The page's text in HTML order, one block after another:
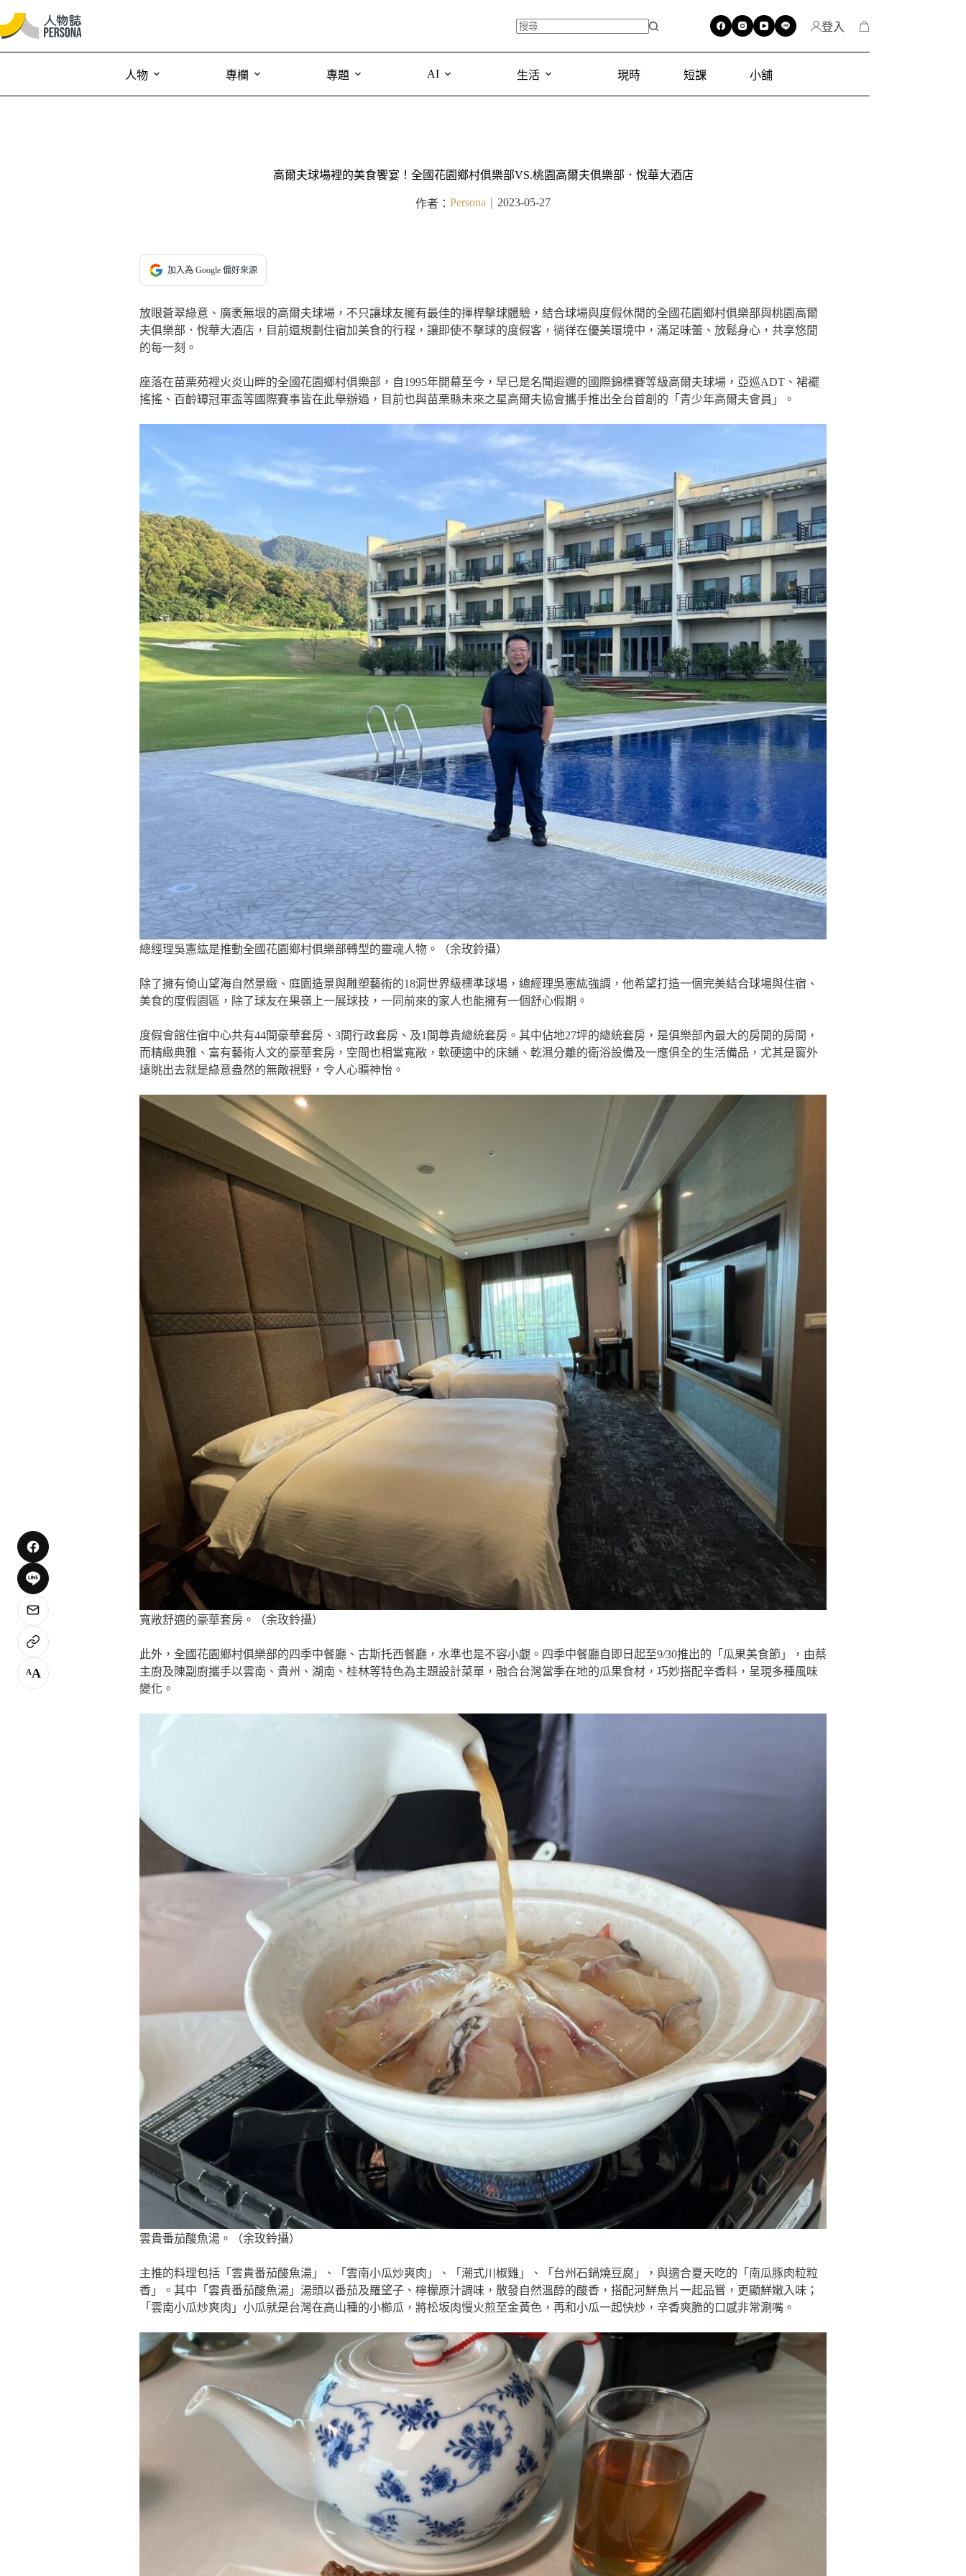
登入
人物 專欄 專題 AI 生活 現時 短課 小舖
高爾夫球場裡的美食饗宴！全國花園鄉村俱樂部VS.桃園高爾夫俱樂部．悅華大酒店
作者： Persona 2023-05-27
加入為 Google 偏好來源
放眼蒼翠綠意、廣袤無垠的高爾夫球場，不只讓球友擁有最佳的揮桿擊球體驗，結合球場與度假休閒的全國花園鄉村俱樂部與桃園高爾
夫俱樂部．悅華大酒店，目前還規劃住宿加美食的行程，讓即使不擊球的度假客，徜徉在優美環境中，滿足味蕾、放鬆身心，共享悠閒
的每一刻。
座落在苗栗苑裡火炎山畔的全國花園鄉村俱樂部，自1995年開幕至今，早已是名聞遐邇的國際錦標賽等級高爾夫球場，亞巡ADT、裙襬
搖搖、百齡罈冠軍盃等國際賽事皆在此舉辦過，目前也與苗栗縣未來之星高爾夫協會攜手推出全台首創的「青少年高爾夫會員」。
總經理吳憲紘是推動全國花園鄉村俱樂部轉型的靈魂人物。（余玫鈴攝）
除了擁有倚山望海自然景緻、庭園造景與雕塑藝術的18洞世界級標準球場，總經理吳憲紘強調，他希望打造一個完美結合球場與住宿、
美食的度假園區，除了球友在果嶺上一展球技，一同前來的家人也能擁有一個舒心假期。
度假會館住宿中心共有44間豪華套房、3間行政套房、及1間尊貴總統套房。其中佔地27坪的總統套房，是俱樂部內最大的房間的房間，
而精緻典雅、富有藝術人文的豪華套房，空間也相當寬敞，軟硬適中的床鋪、乾濕分離的衛浴設備及一應俱全的生活備品，尤其是窗外
遠眺出去就是綠意盎然的無敵視野，令人心曠神怡。
寬敞舒適的豪華套房。（余玫鈴攝）
此外，全國花園鄉村俱樂部的四季中餐廳、古斯托西餐廳，水準也是不容小覷。四季中餐廳自即日起至9/30推出的「瓜果美食節」，由蔡
主廚及陳副廚攜手以雲南、貴州、湖南、桂林等特色為主題設計菜單，融合台灣當季在地的瓜果食材，巧妙搭配辛香料，呈現多種風味
變化。
雲貴番茄酸魚湯。（余玫鈴攝）
主推的料理包括「雲貴番茄酸魚湯」、「雲南小瓜炒爽肉」、「潮式川椒雞」、「台州石鍋燒豆腐」，與適合夏天吃的「南瓜豚肉粒粒
香」。其中「雲貴番茄酸魚湯」湯頭以番茄及羅望子、檸檬原汁調味，散發自然溫醇的酸香，搭配河鮮魚片一起品嘗，更顯鮮嫩入味；
「雲南小瓜炒爽肉」小瓜就是台灣在高山種的小櫛瓜，將松坂肉慢火煎至金黃色，再和小瓜一起快炒，辛香爽脆的口感非常涮嘴。
AA